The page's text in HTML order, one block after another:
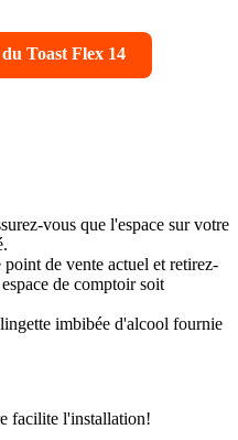
Toast Flex 14
vous que l'espace sur votre
de vente actuel et retirez-
de comptoir soit
imbibée d'alcool fournie
facilite l'installation!